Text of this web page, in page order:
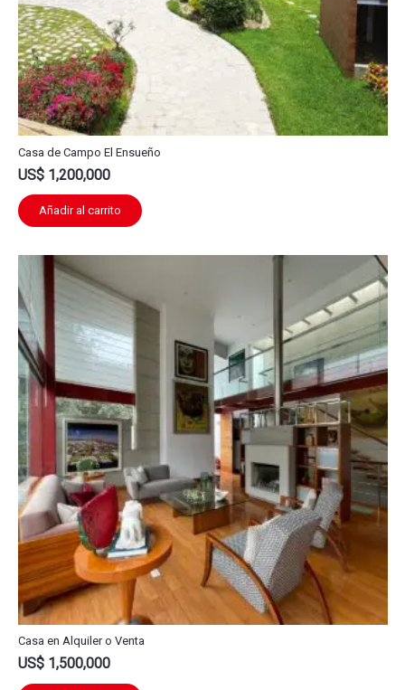
Casa de Campo El Ensueño
US$ 1,200,000
Añadir al carrito
Casa en Alquiler o Venta
US$ 1,500,000